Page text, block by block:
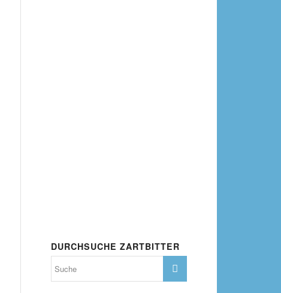
DURCHSUCHE ZARTBITTER